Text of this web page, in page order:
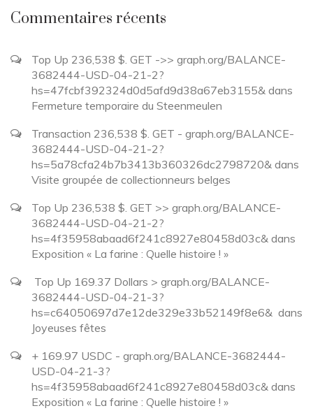
Commentaires récents
Top Up 236,538 $. GET ->> graph.org/BALANCE-
3682444-USD-04-21-2?
hs=47fcbf392324d0d5afd9d38a67eb3155& dans
Fermeture temporaire du Steenmeulen
Transaction 236,538 $. GET - graph.org/BALANCE-
3682444-USD-04-21-2?
hs=5a78cfa24b7b3413b360326dc2798720& dans
Visite groupée de collectionneurs belges
Top Up 236,538 $. GET >> graph.org/BALANCE-
3682444-USD-04-21-2?
hs=4f35958abaad6f241c8927e80458d03c& dans
Exposition « La farine : Quelle histoire ! »
️ Top Up 169.37 Dollars > graph.org/BALANCE-
3682444-USD-04-21-3?
hs=c64050697d7e12de329e33b52149f8e6& ️ dans
Joyeuses fêtes
+ 169.97 USDC - graph.org/BALANCE-3682444-
USD-04-21-3?
hs=4f35958abaad6f241c8927e80458d03c& dans
Exposition « La farine : Quelle histoire ! »